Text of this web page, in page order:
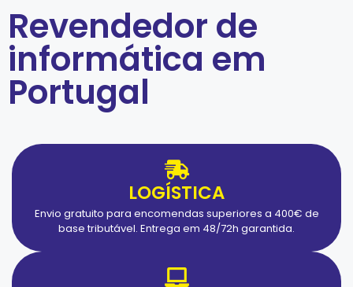
Revendedor de
informática em
Portugal
LOGÍSTICA
Envio gratuito para encomendas superiores a 400€ de
base tributável. Entrega em 48/72h garantida.